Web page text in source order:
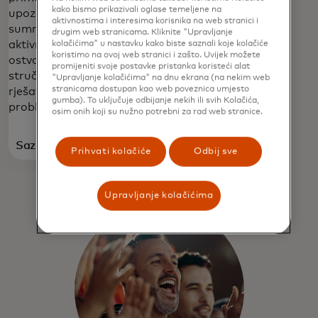
upozorenja za
sumnjive
aktivnosti i
ostvarite pristup
stručnjaku za
rješavanje
problema.
Saznajte
opens in a new tab
Saznajte
više
kako bismo prikazivali oglase temeljene na
aktivnostima i interesima korisnika na web stranici i
drugim web stranicama. Kliknite "Upravljanje
kolačićima" u nastavku kako biste saznali koje kolačiće
koristimo na ovoj web stranici i zašto. Uvijek možete
promijeniti svoje postavke pristanka koristeći alat
"Upravljanje kolačićima" na dnu ekrana (na nekim web
stranicama dostupan kao web poveznica umjesto
gumba). To uključuje odbijanje nekih ili svih Kolačića,
osim onih koji su nužno potrebni za rad web stranice.
Prihvati kolačiće Odbij sve
Upravljanje kolačićima